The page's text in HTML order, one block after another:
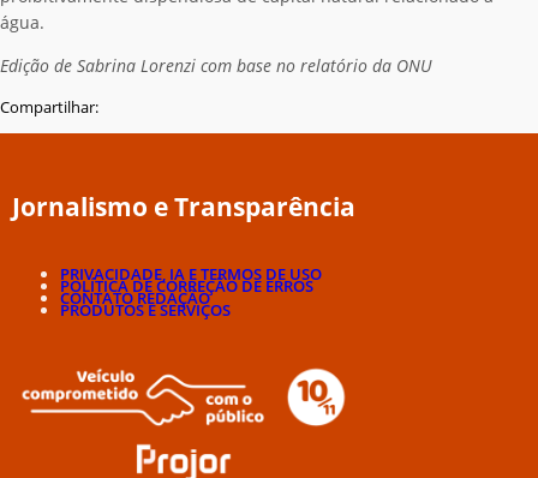
água.
Edição de Sabrina Lorenzi com base no relatório da ONU
Compartilhar:
Jornalismo e Transparência
PRIVACIDADE, IA E TERMOS DE USO
POLÍTICA DE CORREÇÃO DE ERROS
CONTATO REDAÇÃO
PRODUTOS E SERVIÇOS